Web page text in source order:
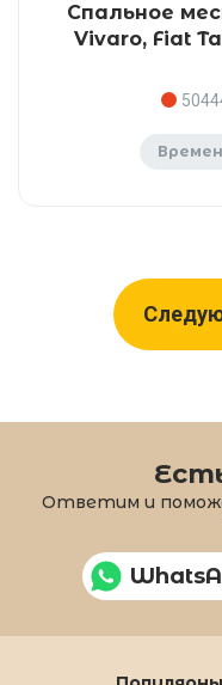
Спальное
Vivaro, Fiat
Ответим и